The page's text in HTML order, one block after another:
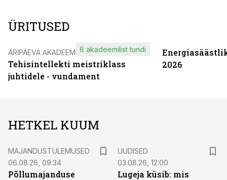
ÜRITUSED
ÄRIPÄEVA AKADEEMIA
Tehisintellekti meistriklass
juhtidele - vundament
8 akadeemilist tundi
2026
HETKEL KUUM
MAJANDUSTULEMUSED
06.08.26, 09:34
Põllumajanduse
UUDISED
03.08.26, 12:00
Lugeja küsib: mis